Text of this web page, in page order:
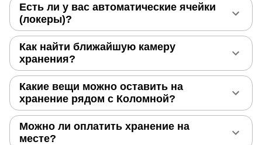
Есть ли у вас автоматические ячейки
(локеры)?
Как найти ближайшую камеру
хранения?
Какие вещи можно оставить на
хранение рядом с Коломной?
Можно ли оплатить хранение на
месте?